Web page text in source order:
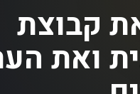
קבוצת
ואת